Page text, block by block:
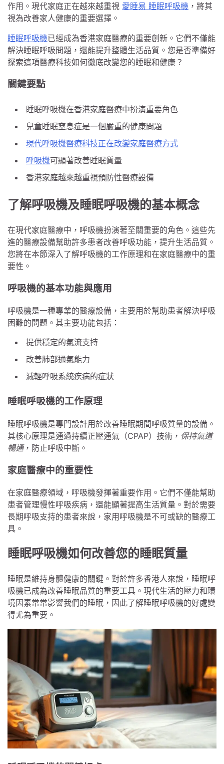
作用。現代家庭正在越來越重視 愛睡易 睡眠呼吸機 ，將其
視為改善家人健康的重要選擇。
睡眠呼吸機已經成為香港家庭醫療的重要創新。它們不僅能
解決睡眠呼吸問題，還能提升整體生活品質。您是否準備好
探索這項醫療科技如何徹底改變您的睡眠和健康？
關鍵要點
睡眠呼吸機在香港家庭醫療中扮演重要角色
兒童睡眠窒息症是一個嚴重的健康問題
現代呼吸機醫療科技正在改變家庭醫療方式
呼吸機可顯著改善睡眠質量
香港家庭越來越重視預防性醫療設備
了解呼吸機及睡眠呼吸機的基本概念
在現代家庭醫療中，呼吸機扮演著至關重要的角色。這些先
進的醫療設備幫助許多患者改善呼吸功能，提升生活品質。
您將在本節深入了解呼吸機的工作原理和在家庭醫療中的重
要性。
呼吸機的基本功能與應用
呼吸機是一種專業的醫療設備，主要用於幫助患者解決呼吸
困難的問題。其主要功能包括：
提供穩定的氣流支持
改善肺部通氣能力
減輕呼吸系統疾病的症狀
睡眠呼吸機的工作原理
睡眠呼吸機是專門設計用於改善睡眠期間呼吸質量的設備。
其核心原理是通過持續正壓通氣（CPAP）技術， 保持氣道
暢通，防止呼吸中斷。
家庭醫療中的重要性
在家庭醫療領域，呼吸機發揮著重要作用。它們不僅能幫助
患者管理慢性呼吸疾病，還能顯著提高生活質量。對於需要
長期呼吸支持的患者來說，家用呼吸機是不可或缺的醫療工
具。
睡眠呼吸機如何改善您的睡眠質量
睡眠是維持身體健康的關鍵。對於許多香港人來說，睡眠呼
吸機已成為改善睡眠品質的重要工具。現代生活的壓力和環
境因素常常影響我們的睡眠，因此了解睡眠呼吸機的好處變
得尤為重要。